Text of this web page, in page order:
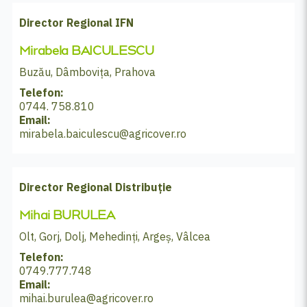
Director Regional IFN
Mirabela BAICULESCU
Buzău, Dâmbovița, Prahova
Telefon:
0744. 758.810
Email:
mirabela.baiculescu@agricover.ro
Director Regional Distribuție
Mihai BURULEA
Olt, Gorj, Dolj, Mehedinți, Argeș, Vâlcea
Telefon:
0749.777.748
Email:
mihai.burulea@agricover.ro